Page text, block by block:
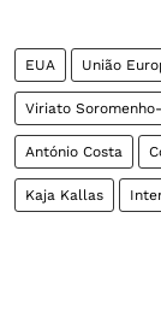
EUA União
Viriato
António Costa
Kaja Kallas